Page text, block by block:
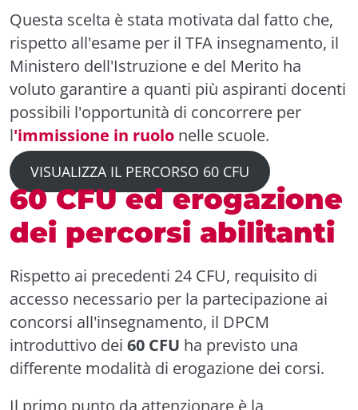
Questa scelta è stata motivata dal fatto che,
rispetto all'esame per il TFA insegnamento, il
Ministero dell'Istruzione e del Merito ha
voluto garantire a quanti più aspiranti docenti
possibili l'opportunità di concorrere per
l'immissione in ruolo nelle scuole.
VISUALIZZA IL PERCORSO 60 CFU
60 CFU ed erogazione
dei percorsi abilitanti
Rispetto ai precedenti 24 CFU, requisito di
accesso necessario per la partecipazione ai
concorsi all'insegnamento, il DPCM
introduttivo dei 60 CFU ha previsto una
differente modalità di erogazione dei corsi.
Il primo punto da attenzionare è la